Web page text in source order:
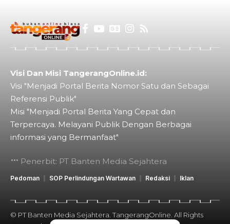
Visi Dan Misi TangerangOnline.id:
Visi "Menjadi Portal Berita Nomor Satu dan Sebagai
Referensi Publik"
Misi "Menjadi Portal Berita Yang Cepat dan
Terpercaya. Melayani Publik Dengan Berbagai
informasi yang Bermanfaat"
Penerbit: PT Banten Media Sejahtera
Pedoman SOP Perlindungan Wartawan Redaksi Iklan
© PT Banten Media Sejahtera. TangerangOnline. All Rights